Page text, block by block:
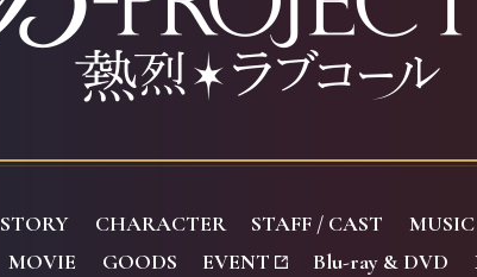
STORY CHARACTER STAFF / CAST MUSIC
MOVIE GOODS EVENT Blu-ray & DVD